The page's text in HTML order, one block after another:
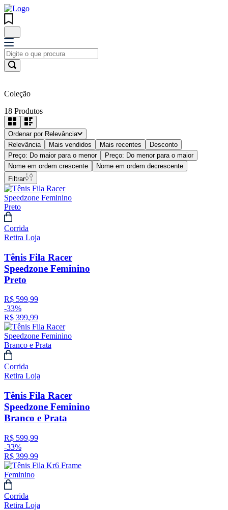
Coleção
18 Produtos
Ordenar por Relevância
Relevância
Mais vendidos Mais recentes
Desconto
Preço: Do maior para o menor
Preço: Do menor para o maior
Nome em ordem crescente
Nome em ordem decrescente
Filtrar
Corrida
Retira Loja
Tênis Fila Racer
Speedzone Feminino
Preto
R$ 599,99
-33%
R$ 399,99
Corrida
Retira Loja
Tênis Fila Racer
Speedzone Feminino
Branco e Prata
R$ 599,99
-33%
R$ 399,99
Corrida
Retira Loja